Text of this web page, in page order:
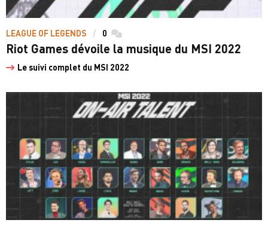
LEAGUE OF LEGENDS 0 commentaires
Riot Games dévoile la musique du MSI 2022
Le suivi complet du MSI 2022